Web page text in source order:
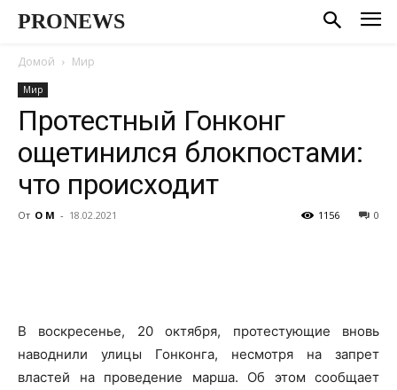
PRONEWS
Домой Мир
Мир
Протестный Гонконг
ощетинился блокпостами:
что происходит
От О М - 18.02.2021 0
1156
В воскресенье, 20 октября, протестующие вновь
наводнили улицы Гонконга, несмотря на запрет
властей на проведение марша. Об этом сообщает